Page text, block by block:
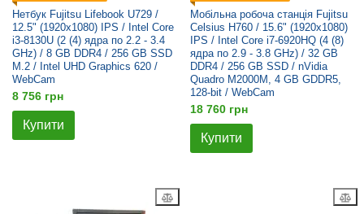
Нетбук Fujitsu Lifebook U729 /
12.5" (1920x1080) IPS / Intel Core
i3-8130U (2 (4) ядра по 2.2 - 3.4
GHz) / 8 GB DDR4 / 256 GB SSD
M.2 / Intel UHD Graphics 620 /
WebCam
8 756 грн
Купити
Мобільна робоча станція Fujitsu
Celsius H760 / 15.6" (1920x1080)
IPS / Intel Core i7-6920HQ (4 (8)
ядра по 2.9 - 3.8 GHz) / 32 GB
DDR4 / 256 GB SSD / nVidia
Quadro M2000M, 4 GB GDDR5,
128-bit / WebCam
18 760 грн
Купити